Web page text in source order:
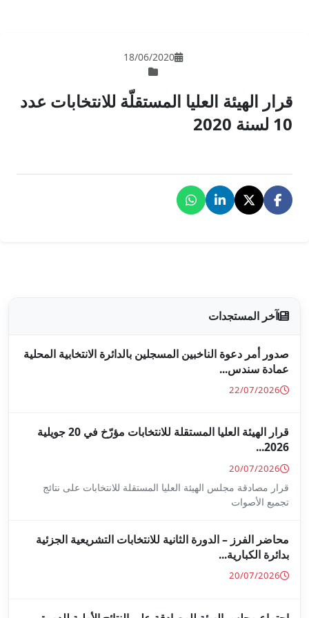
للانتخابات عدد
بالدائرة الانتخابية المحلية
قرار الهيئة العليا المستقلة للانتخابات مؤرّخ في 20 جويلية
المستقلة للانتخابات على نتائج
للانتخابات التشريعية الجزئية